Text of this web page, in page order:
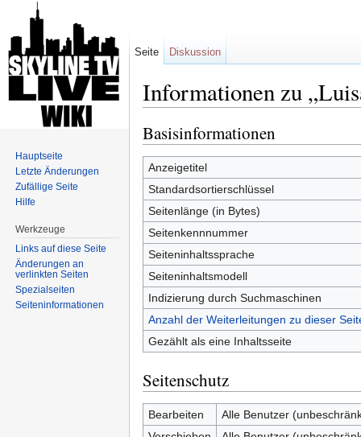
Informationen zu
Basisinformationen
Anzeigetitel
Standardsortierschlüssel
Seitenlänge (in Bytes)
Seitenkennnummer
Seiteninhaltssprache
Seiteninhaltsmodell
Indizierung durch Suchmaschinen
Anzahl der Weiterleitungen zu dieser
Gezählt als eine Inhaltsseite
Seitenschutz
Bearbeiten
Alle Benutzer
Seite Diskussion
Hauptseite
Letzte Änderungen
Zufällige Seite
Hilfe
Werkzeuge
Links auf diese Seite
Änderungen an
verlinkten Seiten
Spezialseiten
Seiten­informationen